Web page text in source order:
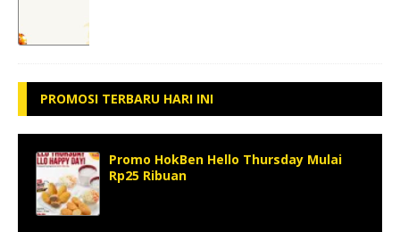
PROMOSI TERBARU HARI INI
Promo HokBen Hello Thursday Mulai
Rp25 Ribuan